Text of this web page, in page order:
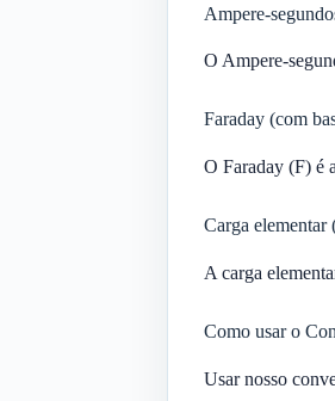
Ampere-
O Ampere-
Faraday (com
O Faraday (F) é
Carga elementar
A carga
Como usar o
Usar nosso